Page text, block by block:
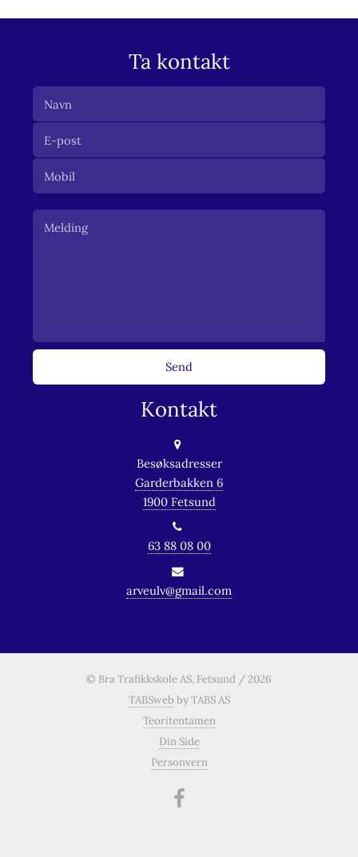
Ta kontakt
Kontakt
Besøksadresser
Garderbakken 6
1900 Fetsund
63 88 08 00
arveulv@gmail.com
© Bra Trafikkskole AS, Fetsund / 2026
TABSweb by TABS AS
Teoritentamen
Din Side
Personvern